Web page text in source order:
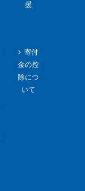
援
寄付
金の控
除につ
いて